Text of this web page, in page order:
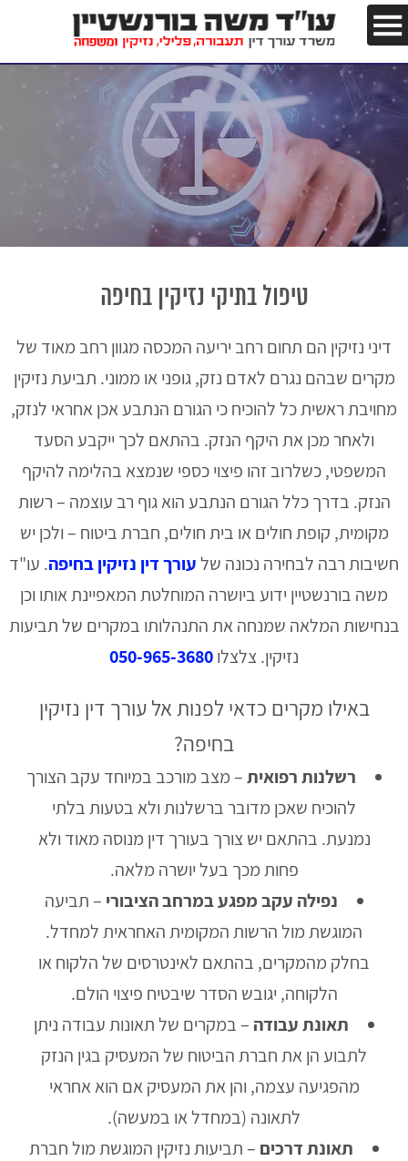
טיפול בתיקי נזיקין בחיפה
דיני נזיקין הם תחום רחב יריעה המכסה מגוון רחב מאוד של
מקרים שבהם נגרם לאדם נזק, גופני או ממוני. תביעת נזיקין
מחויבת ראשית כל להוכיח כי הגורם הנתבע אכן אחראי לנזק,
ולאחר מכן את היקף הנזק. בהתאם לכך ייקבע הסעד
המשפטי, כשלרוב זהו פיצוי כספי שנמצא בהלימה להיקף
הנזק. בדרך כלל הגורם הנתבע הוא גוף רב עוצמה – רשות
מקומית, קופת חולים או בית חולים, חברת ביטוח – ולכן יש
חשיבות רבה לבחירה נכונה שלעורך דין נזיקין בחיפה. עו"ד
משה בורנשטיין ידוע ביושרה המוחלטת המאפיינת אותו וכן
בנחישות המלאה שמנחה את התנהלותו במקרים של תביעות
נזיקין. צלצלו050-965-3680
באילו מקרים כדאי לפנות אל עורך דין נזיקין
בחיפה?
רשלנות רפואית– מצב מורכב במיוחד עקב הצורך
להוכיח שאכן מדובר ברשלנות ולא בטעות בלתי
נמנעת. בהתאם יש צורך בעורך דין מנוסה מאוד ולא
פחות מכך בעל יושרה מלאה.
נפילה עקב מפגע במרחב הציבורי – תביעה
המוגשת מול הרשות המקומית האחראית למחדל.
בחלק מהמקרים, בהתאם לאינטרסים של הלקוח או
הלקוחה, יגובש הסדר שיבטיח פיצוי הולם.
תאונת עבודה – במקרים של תאונות עבודה ניתן
לתבוע הן את חברת הביטוח של המעסיק בגין הנזק
מהפגיעה עצמה, והן את המעסיק אם הוא אחראי
לתאונה (במחדל או במעשה).
תאונת דרכים – תביעות נזיקין המוגשת מול חברת